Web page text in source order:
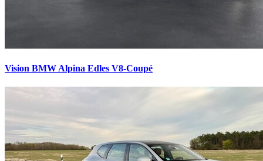
Vision BMW Alpina Edles V8-Coupé